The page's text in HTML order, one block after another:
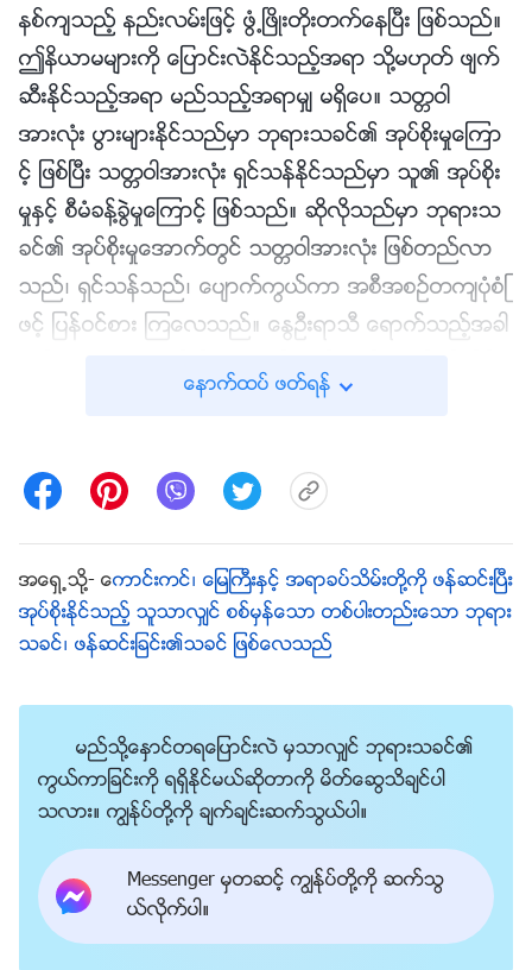
နစ္က်သည့္ နည္းလမ္းျဖင့္ ဖြံ႕ၿဖိဳးတိုးတက္ေနၿပီး ျဖစ္သည္။
ဤနိယာမမ်ားကို ေျပာင္းလဲႏိုင္သည့္အရာ သို႔မဟုတ္ ဖ်က္
ဆီးႏိုင္သည့္အရာ မည္သည့္အရာမွ် မရွိေပ။ သတၱဝါ
အားလုံး ပြားမ်ားႏိုင္သည္မွာ ဘုရားသခင္၏ အုပ္စိုးမႈေၾကာ
င့္ ျဖစ္ၿပီး သတၱဝါအားလုံး ရွင္သန္ႏိုင္သည္မွာ သူ၏ အုပ္စိုး
မႈႏွင့္ စီမံခန္႔ခြဲမႈေၾကာင့္ ျဖစ္သည္။ ဆိုလိုသည္မွာ ဘုရားသ
ခင္၏ အုပ္စိုးမႈေအာက္တြင္ သတၱဝါအားလုံး ျဖစ္တည္လာ
သည္၊ ရွင္သန္သည္၊ ေပ်ာက္ကြယ္ကာ အစီအစဥ္တက်ပုံစံျ
ဖင့္ ျပန္ဝင္စား ၾကေလသည္။ ေႏြဦးရာသီ ေရာက္သည့္အခါ
တြင္၊ ဖြဲဖြဲ႐ြာေနသည့္ မိုးက လတ္ဆတ္သည့္ ရာသီႏွင့္ဆိုင္ေ
သာ ခံစားခ်က္ကို ေဆာင္ၾကဥ္းလာၿပီး ကမာၻေျမကို စြတ္စိုေ
မ်ားက ေျမဆီလႊာကို ျဖတ္သန္းထိုးတက္ကာ အေညႇာင့္စထြ
က္စဥ္တြင္၊ သစ္ပင္မ်ားက တျဖည္းျဖည္း အစိမ္းေရာင္ သ
န္းလာၾကသည္။ ဤသက္ရွိအရာ အားလုံးက ကမာၻေျမႀကီး
ဆီသို႔ လတ္ဆတ္သည့္ ရွင္သန္တက္ႂကြမႈ ေဆာင္ၾကဥ္းလာ
သည္။ ဤသည္မွာ သတၱဝါအားလုံး ျဖစ္တည္လာၿပီး ရွင္သ
န္လာေနခ်ိန္ကဲ့သို႔ပင္ ျဖစ္သည္။ တိရစာၦန္မ်ိဳးစုံသည္ ေႏြ
ဦး၏ ေႏြးေထြးမႈကို ခံစားၿပီး ႏွစ္သစ္တစ္ခုကို စတင္ရန္
၎တို႔၏ တြင္းမ်ားထဲမွ ထြက္လာၾကသည္။ သက္ရွိသတၱဝါ
အားလုံးသည္ ေႏြရာသီအတြင္းတြင္ ေနပူစာလႈံၾကၿပီး
ရာသီဥတုက သယ္ေဆာင္ လာသည့္ ေႏြးေထြးမႈကို ႏွစ္သ
က္ခံစားၾကသည္။ ၎တို႔ လ်င္ျမန္စြာ ႀကီးထြားၾကသည္။
သစ္ပင္မ်ား၊ ျမက္ပင္မ်ားႏွင့္ အပင္အမ်ိဳးအစား အားလုံးသ
ည္ အလြန္ လ်င္ျမန္သည့္ႏႈန္းျဖင့္ ႀကီးထြားေနၾကသည္မွာ ေ
ေနာက္ထပ္ ဖတ္ရန္
အေရွ႕သို႔-ေကာင္းကင္၊ ေျမႀကီးႏွင့္ အရာခပ္သိမ္းတို႔ကို ဖန္ဆင္းၿပီး
အုပ္စိုးႏိုင္သည့္ သူသာလွ်င္ စစ္မွန္ေသာ တစ္ပါးတည္းေသာ ဘုရား
သခင္၊ ဖန္ဆင္းျခင္း၏သခင္ ျဖစ္ေလသည္
မည္သို႔ေႏွာင္တရေျပာင္းလဲ မွသာလွ်င္ ဘုရားသခင္၏
ကြယ္ကာျခင္းကို ရရွိႏိုင္မယ္ဆိုတာကို မိတ္ေဆြသိခ်င္ပါ
သလား။ ကြၽန္ုပ္တို႔ကို ခ်က္ခ်င္းဆက္သြယ္ပါ။
Messenger မွတဆင့္ ကြၽန္ုပ္တို႔ကို ဆက္သြ
ယ္လိုက္ပါ။